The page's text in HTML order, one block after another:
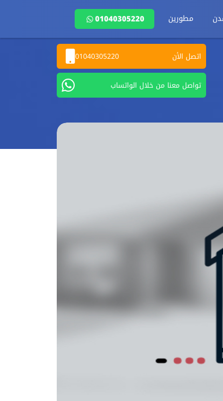
مطورين 01040305220
اتصل الأن 01040305220
تواصل معنا من خلال الواتساب